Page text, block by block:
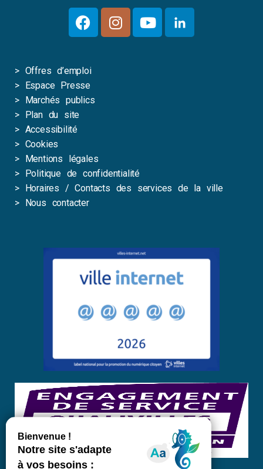
> Offres d’emploi
> Espace Presse
> Marchés publics
> Plan du site
> Accessibilité
> Cookies
> Mentions légales
> Politique de confidentialité
> Horaires / Contacts des services de la ville
> Nous contacter